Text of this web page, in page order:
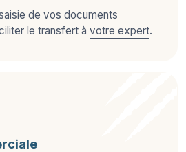
de vos documents
le transfert à votre expert.